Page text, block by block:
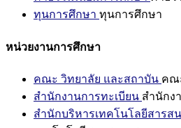
ทุนการศึกษา ทุนการศึกษา
หน่วยงานการศึกษา
คณะ วิทยาลัย และสถาบัน คณ
สำนักงานการทะเบียน สำนักง
สำนักบริหารเทคโนโลยีสารส